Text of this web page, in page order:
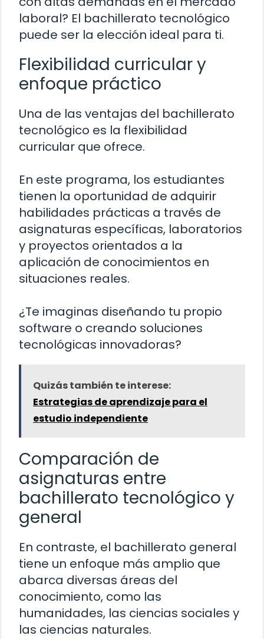
laboral? El bachillerato tecnológico
puede ser la elección ideal para ti.
Flexibilidad curricular y
enfoque práctico
Una de las ventajas del bachillerato
tecnológico es la flexibilidad
curricular que ofrece.
En este programa, los estudiantes
tienen la oportunidad de adquirir
habilidades prácticas a través de
asignaturas específicas, laboratorios
y proyectos orientados a la
aplicación de conocimientos en
situaciones reales.
¿Te imaginas diseñando tu propio
software o creando soluciones
tecnológicas innovadoras?
Quizás también te interese:
Estrategias de aprendizaje para el
estudio independiente
Comparación de
asignaturas entre
bachillerato tecnológico y
general
En contraste, el bachillerato general
tiene un enfoque más amplio que
abarca diversas áreas del
conocimiento, como las
humanidades, las ciencias sociales y
las ciencias naturales.